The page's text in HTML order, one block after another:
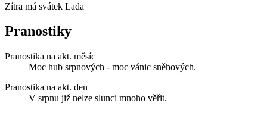
Zítra má svátek Lada
Pranostiky
Pranostika na akt. měsíc
Moc hub srpnových - moc vánic sněhových.
Pranostika na akt. den
V srpnu již nelze slunci mnoho věřit.